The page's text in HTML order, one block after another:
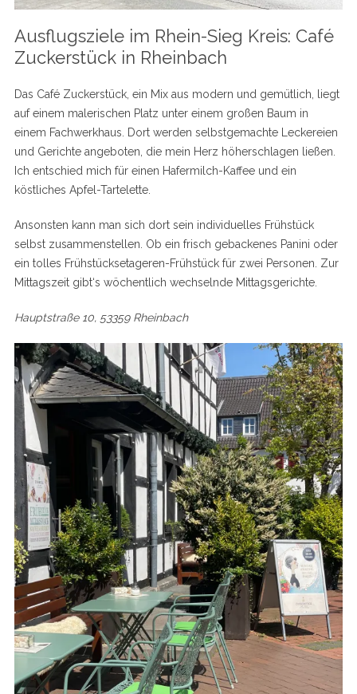
Ausflugsziele im Rhein-Sieg Kreis: Café
Zuckerstück in Rheinbach
Das Café Zuckerstück, ein Mix aus modern und gemütlich, liegt
auf einem malerischen Platz unter einem großen Baum in
einem Fachwerkhaus. Dort werden selbstgemachte Leckereien
und Gerichte angeboten, die mein Herz höherschlagen ließen.
Ich entschied mich für einen Hafermilch-Kaffee und ein
köstliches Apfel-Tartelette.
Ansonsten kann man sich dort sein individuelles Frühstück
selbst zusammenstellen. Ob ein frisch gebackenes Panini oder
ein tolles Frühstücksetageren-Frühstück für zwei Personen. Zur
Mittagszeit gibt‘s wöchentlich wechselnde Mittagsgerichte.
Hauptstraße 10, 53359 Rheinbach